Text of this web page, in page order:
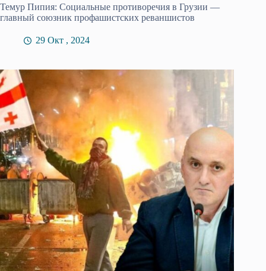
Темур Пипия: Социальные противоречия в Грузии —
главный союзник профашистских реваншистов
29 Окт , 2024